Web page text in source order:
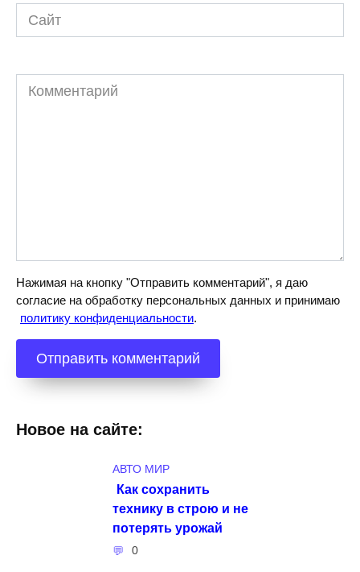
Сайт
Комментарий
Нажимая на кнопку "Отправить комментарий", я даю
согласие на обработку персональных данных и принимаю
политику конфиденциальности.
Новое на сайте:
АВТО МИР
Как сохранить
технику в строю и не
потерять урожай
0